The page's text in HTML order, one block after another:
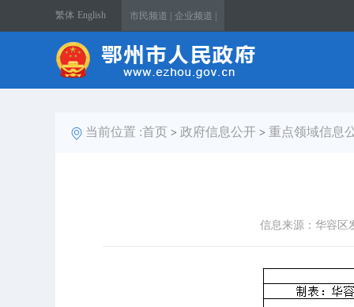
繁体 English 市民频道 | 企业频道 |
当前位置 :首页 > 政府信息公开 > 重点领域信息
信息来源：华容区